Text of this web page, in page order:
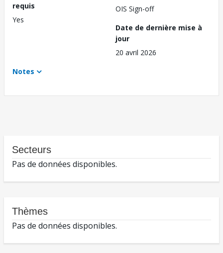
requis
Yes
OIS Sign-off
Date de dernière mise à
jour
20 avril 2026
Notes
Secteurs
Pas de données disponibles.
Thèmes
Pas de données disponibles.